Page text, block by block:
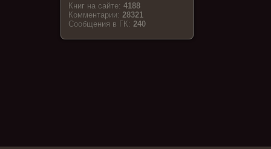
Книг на сайте:4188
Комментарии:28321
Cообщения в ГК:240